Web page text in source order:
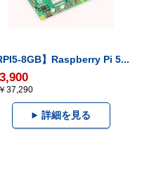
8GB】Raspberry Pi 5...
37,290
詳細を見る